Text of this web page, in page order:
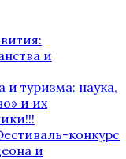
и
и туризма: наука,
и их
конкурс
и